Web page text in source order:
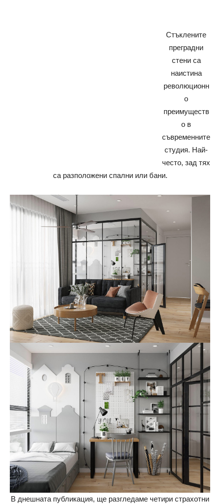
Стъклените
преградни
стени са
наистина
революционн
о
преимуществ
о в
съвременните
студия. Най-
често, зад тях
са разположени спални или бани.
В днешната публикация, ще разгледаме четири страхотни